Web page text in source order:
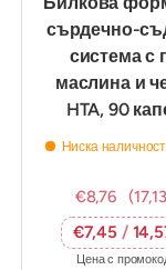
сърдечно-
система с
маслина и
HTA, 90
Ниска
€8,76
€7,45 /
Цена с